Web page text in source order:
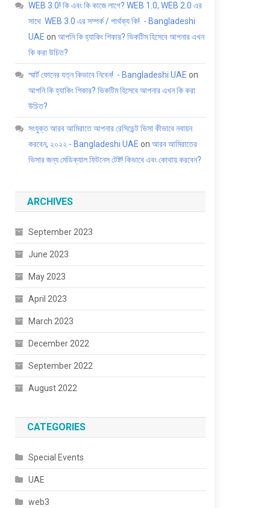
WEB 3.0! কি এবং কি কাজে লাগে? WEB 1.0, WEB 2.0 এর
সাথে WEB 3.0 এর সম্পর্ক / পার্থক্য কি! - Bangladeshi
UAE onআপনি কি হ্যাকিং শিকার? ভিকটিম হিসেবে আপনার এখন
কি করা উচিত?
স্মার্ট ফোনের যত্ন কিভাবে নিবেন! - Bangladeshi UAE on
আপনি কি হ্যাকিং শিকার? ভিকটিম হিসেবে আপনার এখন কি করা
উচিত?
সংযুক্ত আরব আমিরাতে আপনার রেসিডেন্ট ভিসা কীভাবে নবায়ন
করবেন, ২০২২ - Bangladeshi UAE onআরব আমিরাতের
ভিসার জন্য মেডিক্যাল ফিটনেস টেষ্ট! কিভাবে এবং কোথায় করবেন?
ARCHIVES
September 2023
June 2023
May 2023
April 2023
March 2023
December 2022
September 2022
August 2022
CATEGORIES
Special Events
UAE
web3